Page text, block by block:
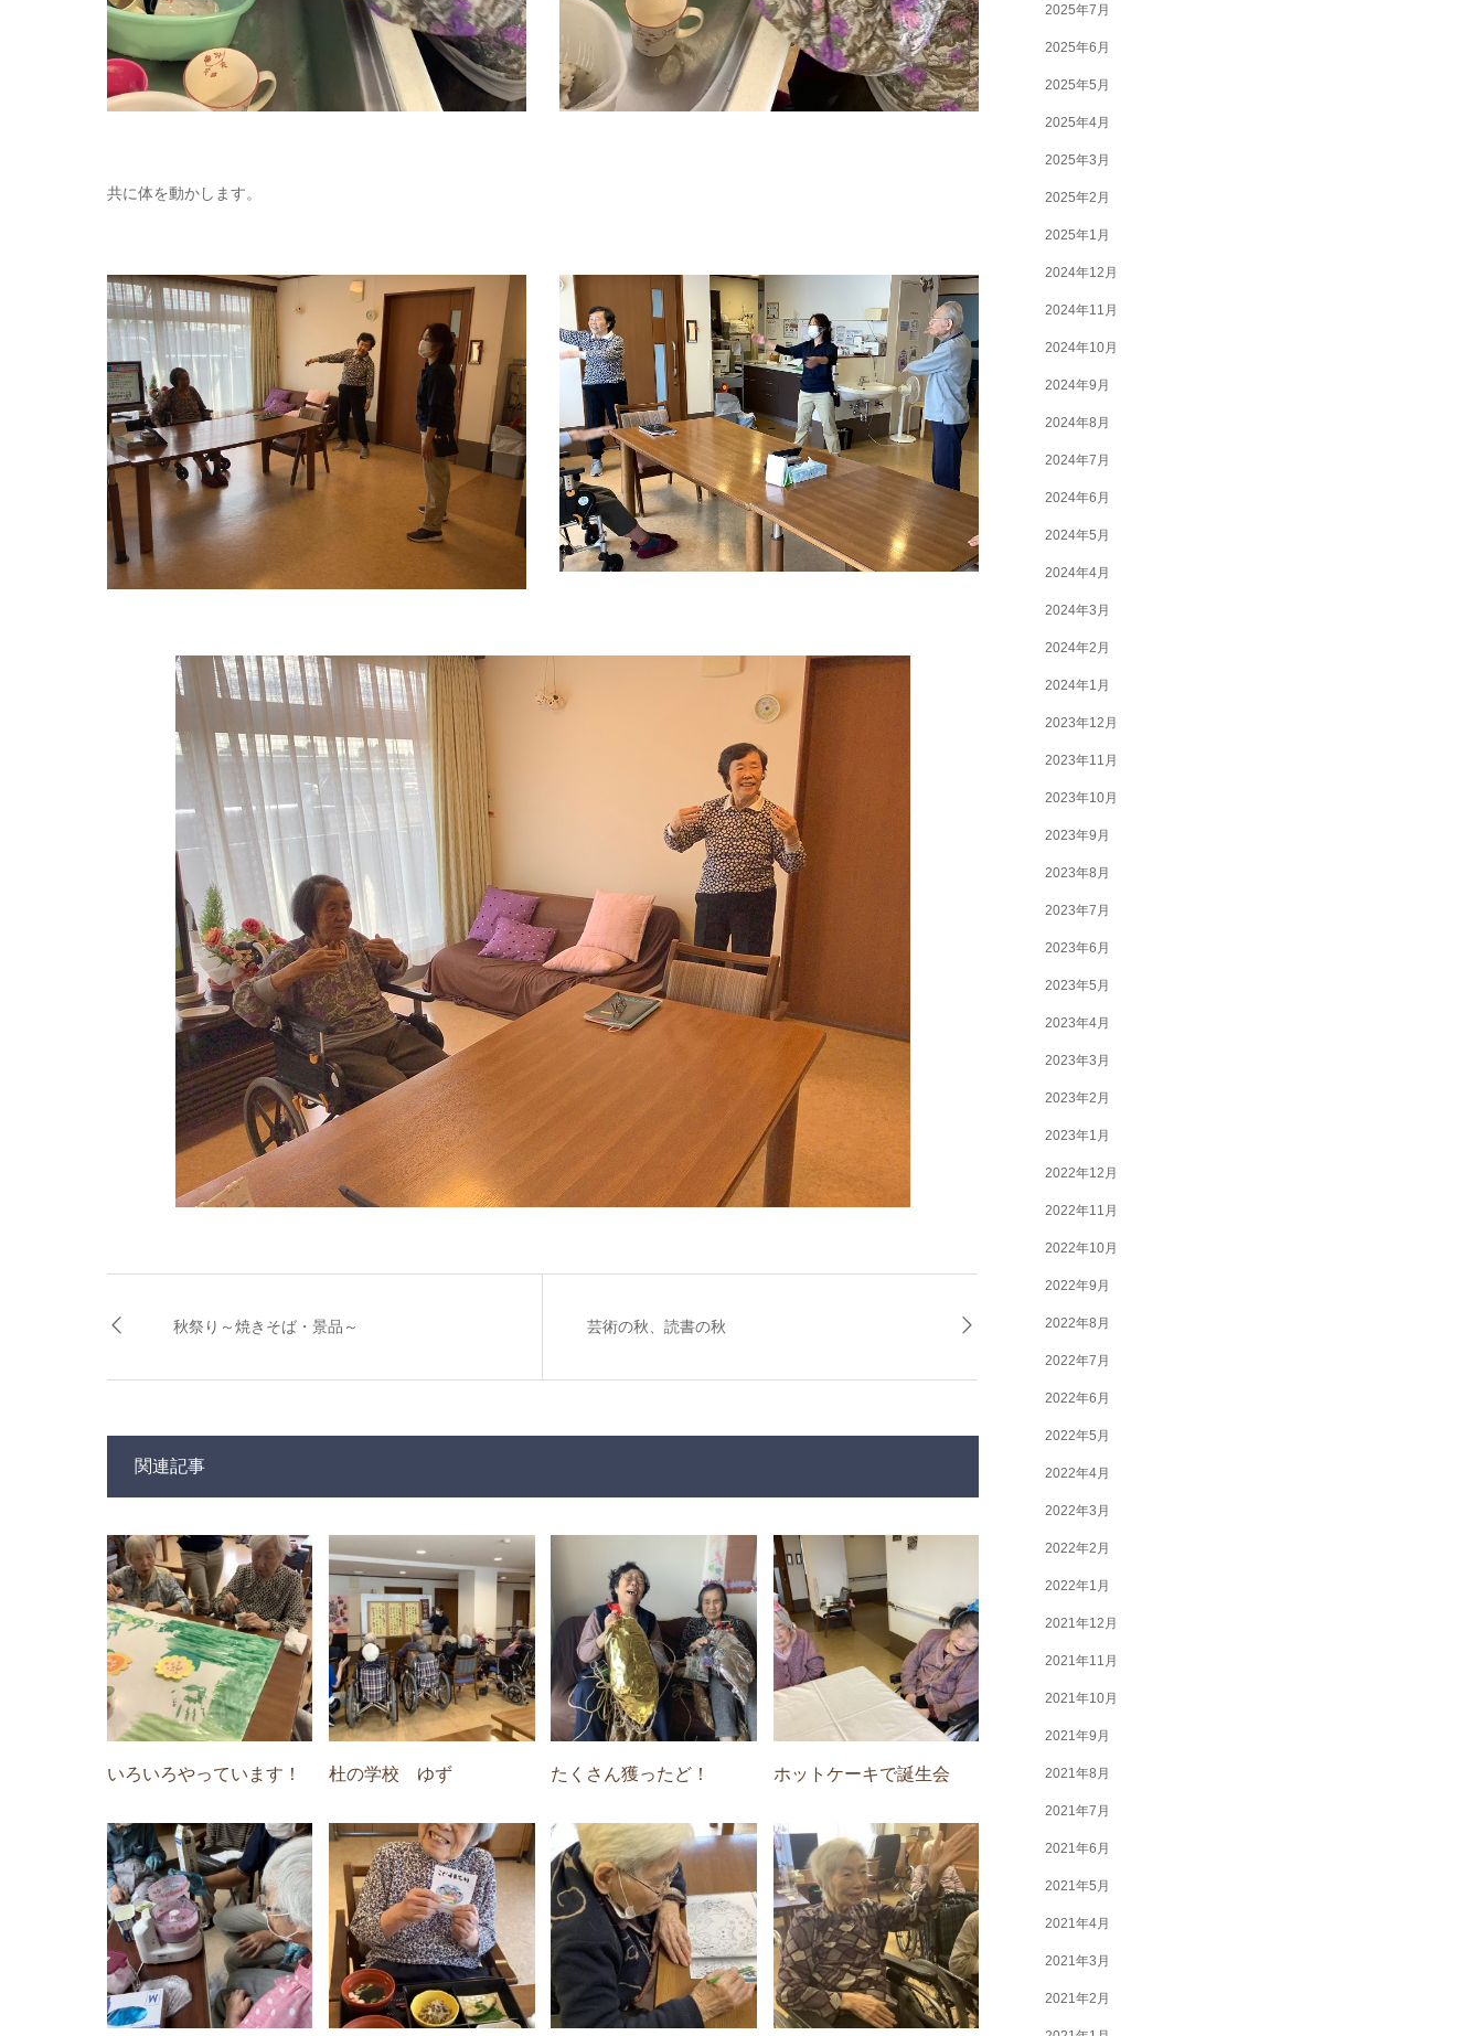
共に体を動かします。
秋祭り～焼きそば・景品～ 芸術の秋、読書の秋
関連記事
いろいろやっています！ 杜の学校 ゆず たくさん獲ったど！ ホットケーキで誕生会
2025年7月
2025年6月
2025年5月
2025年4月
2025年3月
2025年2月
2025年1月
2024年12月
2024年11月
2024年10月
2024年9月
2024年8月
2024年7月
2024年6月
2024年5月
2024年4月
2024年3月
2024年2月
2024年1月
2023年12月
2023年11月
2023年10月
2023年9月
2023年8月
2023年7月
2023年6月
2023年5月
2023年4月
2023年3月
2023年2月
2023年1月
2022年12月
2022年11月
2022年10月
2022年9月
2022年8月
2022年7月
2022年6月
2022年5月
2022年4月
2022年3月
2022年2月
2022年1月
2021年12月
2021年11月
2021年10月
2021年9月
2021年8月
2021年7月
2021年6月
2021年5月
2021年4月
2021年3月
2021年2月